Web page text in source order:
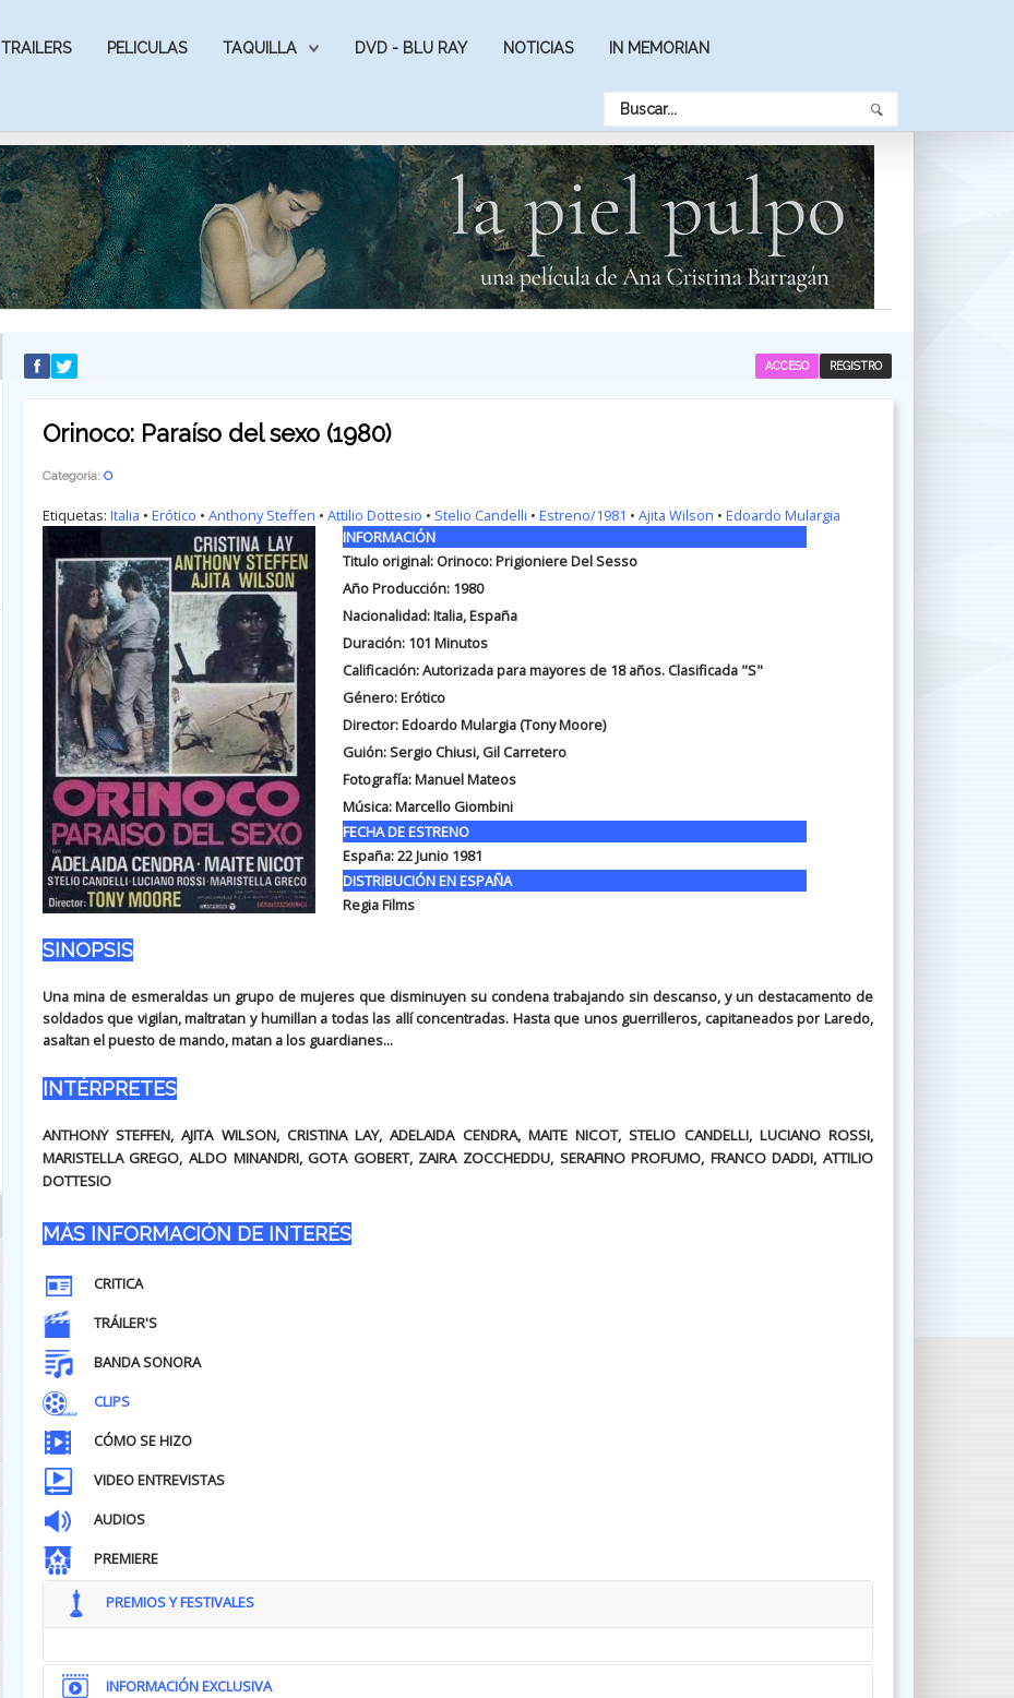
TRAILERS PELICULAS TAQUILLA DVD - BLU RAY NOTICIAS IN MEMORIAN
REGISTRO
ACCESO
Orinoco: Paraíso del sexo (1980)
Categoría: O
Etiquetas: Italia • Erótico • Anthony Steffen • Attilio Dottesio • Stelio Candelli • Estreno/1981 • Ajita Wilson • Edoardo Mulargia
INFORMACIÓN
Titulo original: Orinoco: Prigioniere Del Sesso
Año Producción: 1980
Nacionalidad: Italia, España
Duración: 101 Minutos
Calificación: Autorizada para mayores de 18 años. Clasificada "S"
Género: Erótico
Director: Edoardo Mulargia (Tony Moore)
Guión: Sergio Chiusi, Gil Carretero
Fotografía: Manuel Mateos
Música: Marcello Giombini
FECHA DE ESTRENO
España: 22 Junio 1981
DISTRIBUCIÓN EN ESPAÑA
Regia Films
SINOPSIS
Una mina de esmeraldas un grupo de mujeres que disminuyen su condena trabajando sin descanso, y un destacamento de
soldados que vigilan, maltratan y humillan a todas las allí concentradas. Hasta que unos guerrilleros, capitaneados por Laredo,
asaltan el puesto de mando, matan a los guardianes...
INTÉRPRETES
ANTHONY STEFFEN, AJITA WILSON, CRISTINA LAY, ADELAIDA CENDRA, MAITE NICOT, STELIO CANDELLI, LUCIANO ROSSI,
MARISTELLA GREGO, ALDO MINANDRI, GOTA GOBERT, ZAIRA ZOCCHEDDU, SERAFINO PROFUMO, FRANCO DADDI, ATTILIO
DOTTESIO
MÁS INFORMACIÓN DE INTERÉS
CRITICA
TRÁILER'S
BANDA SONORA
CLIPS
CÓMO SE HIZO
VIDEO ENTREVISTAS
AUDIOS
PREMIERE
PREMIOS Y FESTIVALES
INFORMACIÓN EXCLUSIVA